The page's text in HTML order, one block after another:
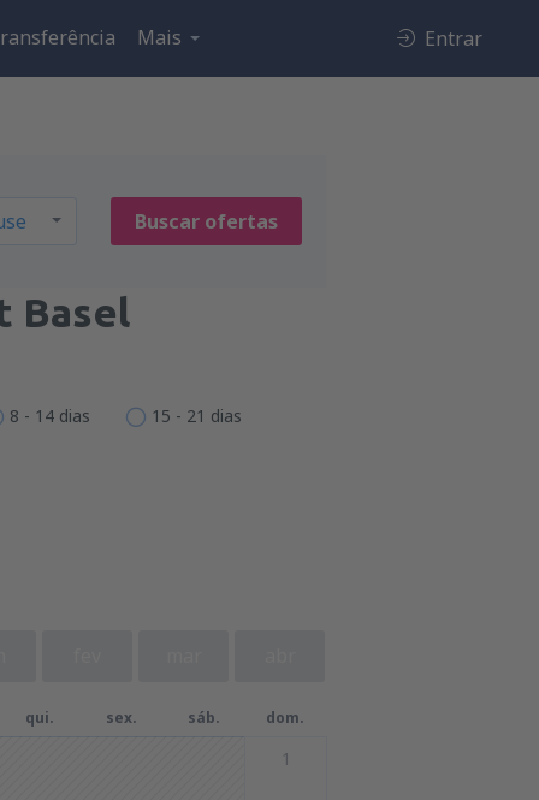
Mais Entrar
Buscar ofertas
Basel
8 - 14 dias 15 - 21 dias
qui. sex. sáb. dom.
1